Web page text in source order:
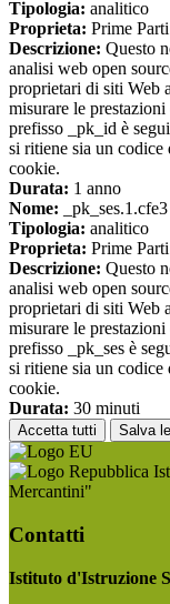
Tipologia: analitico
Proprieta: Prime Parti
Descrizione: Questo
analisi web open
proprietari di siti Web
misurare le
prefisso _pk_id è
si ritiene sia un
cookie.
Durata: 1 anno
Nome: _pk_ses.1.cfe3
Tipologia: analitico
Proprieta: Prime Parti
Descrizione: Questo
analisi web open
proprietari di siti Web
misurare le
prefisso _pk_ses è
si ritiene sia un
cookie.
Durata: 30 minuti
Accetta tutti Salva
Mercantini"
Contatti
Istituto d'Istruzione